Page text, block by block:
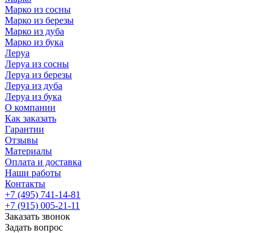
Марко из сосны
Марко из березы
Марко из дуба
Марко из бука
Леруа
Леруа из сосны
Леруа из березы
Леруа из дуба
Леруа из бука
О компании
Как заказать
Гарантии
Отзывы
Материалы
Оплата и доставка
Наши работы
Контакты
+7 (495) 741-14-81
+7 (915) 005-21-11
Заказать звонок
Задать вопрос